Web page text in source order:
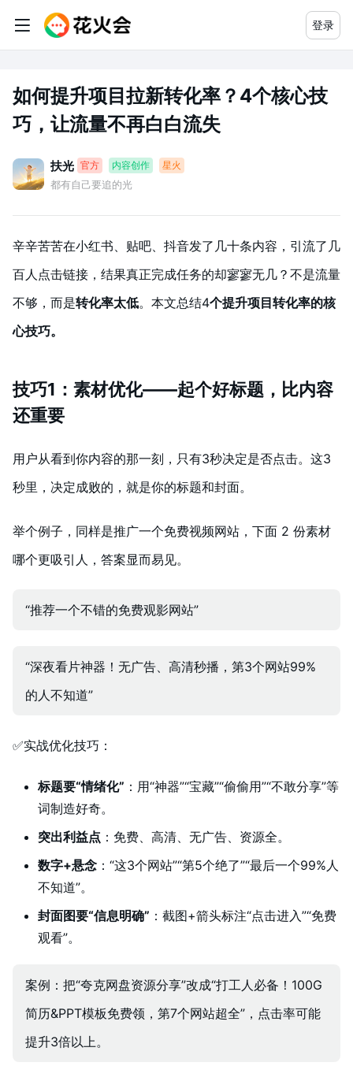
登录
如何提升项目拉新转化率？4个核心技
巧，让流量不再白白流失
扶光 官方 内容创作 星火
都有自己要追的光
辛辛苦苦在小红书、贴吧、抖音发了几十条内容，引流了几
百人点击链接，结果真正完成任务的却寥寥无几？不是流量
不够，而是转化率太低。本文总结4个提升项目转化率的核
心技巧。
技巧1：素材优化——起个好标题，比内容
还重要
用户从看到你内容的那一刻，只有3秒决定是否点击。这3
秒里，决定成败的，就是你的标题和封面。
举个例子，同样是推广一个免费视频网站，下面 2 份素材
哪个更吸引人，答案显而易见。
“推荐一个不错的免费观影网站”
“深夜看片神器！无广告、高清秒播，第3个网站99%
的人不知道”
✅实战优化技巧：
标题要“情绪化” ：用“神器”“宝藏”“偷偷用”“不敢分享”等
词制造好奇。
突出利益点 ：免费、高清、无广告、资源全。
数字+悬念 ：“这3个网站”“第5个绝了”“最后一个99%人
不知道”。
封面图要“信息明确” ：截图+箭头标注“点击进入”“免费
观看”。
案例：把“夸克网盘资源分享”改成“打工人必备！100G
简历&PPT模板免费领，第7个网站超全”，点击率可能
提升3倍以上。